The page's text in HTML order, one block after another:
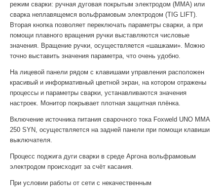
режим сварки: ручная дуговая покрытым электродом (MMA) или
сварка неплавящемся вольфрамовым электродом (TIG LIFT).
Вторая кнопка позволяет переключать параметры сварки, а при
помощи плавного вращения ручки выставляются числовые
значения. Вращение ручки, осуществляется «шашками». Можно
точно выставить значения параметра, что очень удобно.
На лицевой панели рядом с клавишами управления расположен
красивый и информативный цветной экран, на котором отражены
процессы и параметры сварки, устанавливаются значения
настроек. Монитор покрывает плотная защитная плёнка.
Включение источника питания сварочного тока Foxweld UNO MMA
250 SYN, осуществляется на задней панели при помощи клавиши
выключателя.
Процесс поджига дуги сварки в среде Аргона вольфрамовым
электродом происходит за счёт касания.
При условии работы от сети с некачественным